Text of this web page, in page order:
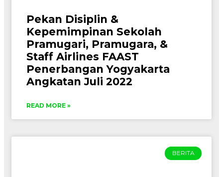
Pekan Disiplin &
Kepemimpinan Sekolah
Pramugari, Pramugara, &
Staff Airlines FAAST
Penerbangan Yogyakarta
Angkatan Juli 2022
READ MORE »
BERITA